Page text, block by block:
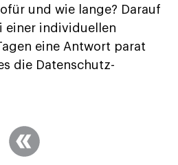
und wie lange? Darauf
einer individuellen
eine Antwort parat
die Datenschutz-